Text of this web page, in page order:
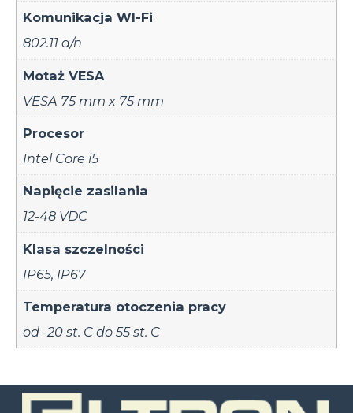
Komunikacja WI-Fi
802.11 a/n
Motaż VESA
VESA 75 mm x 75 mm
Procesor
Intel Core i5
Napięcie zasilania
12-48 VDC
Klasa szczelności
IP65, IP67
Temperatura otoczenia pracy
od -20 st. C do 55 st. C